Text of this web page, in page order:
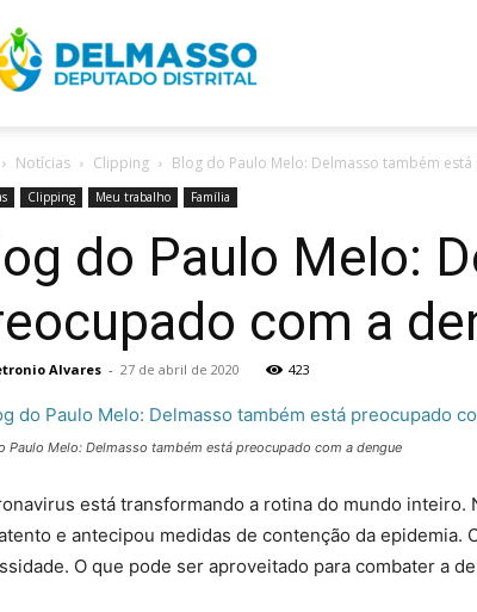
Notícias Clipping Blog do Paulo Melo: Delmasso também
Clipping Meu trabalho Família
do Paulo Melo:
com a
Alvares - 27 de abril de 2020 423
Paulo Melo: Delmasso também está preocupado com a dengue
está transformando a rotina do mundo inteiro.
e antecipou medidas de contenção da epidemia.
O que pode ser aproveitado para combater a